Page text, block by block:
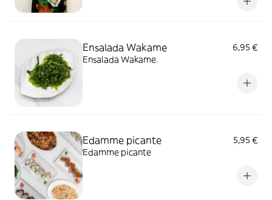
Ensalada Wakame
6,95 €
Ensalada Wakame.
Edamme picante
5,95 €
Edamme picante